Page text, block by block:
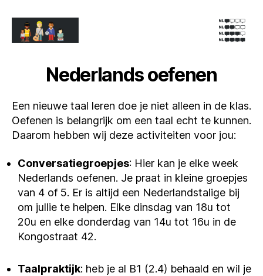
Nederlands oefenen
Een nieuwe taal leren doe je niet alleen in de klas.
Oefenen is belangrijk om een taal echt te kunnen.
Daarom hebben wij deze activiteiten voor jou:
Conversatiegroepjes: Hier kan je elke week
Nederlands oefenen. Je praat in kleine groepjes
van 4 of 5. Er is altijd een Nederlandstalige bij
om jullie te helpen. Elke dinsdag van 18u tot
20u en elke donderdag van 14u tot 16u in de
Kongostraat 42.
Taalpraktijk: heb je al B1 (2.4) behaald en wil je